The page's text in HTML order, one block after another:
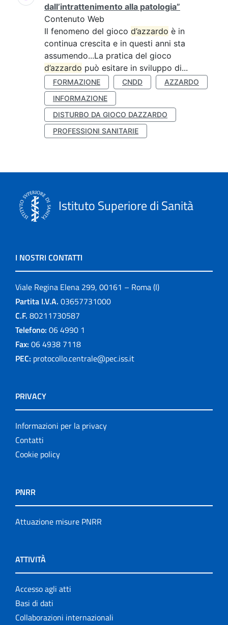
dall’intrattenimento alla patologia”
Contenuto Web
Il fenomeno del gioco d’azzardo è in
continua crescita e in questi anni sta
assumendo...La pratica del gioco
d’azzardo può esitare in sviluppo di...
FORMAZIONE CNDD
AZZARDO
INFORMAZIONE
DISTURBO DA GIOCO DAZZARDO
PROFESSIONI SANITARIE
Istituto Superiore di Sanità
I NOSTRI CONTATTI
Viale Regina Elena 299, 00161 – Roma (I)
Partita I.V.A. 03657731000
C.F. 80211730587
Telefono: 06 4990 1
Fax: 06 4938 7118
PEC: protocollo.centrale@pec.iss.it
PRIVACY
Informazioni per la privacy
Contatti
Cookie policy
PNRR
Attuazione misure PNRR
ATTIVITÀ
Accesso agli atti
Basi di dati
Collaborazioni internazionali